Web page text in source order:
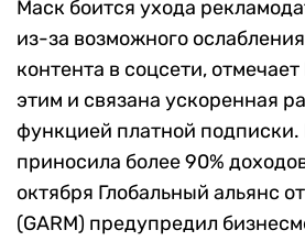
Маск боится ухода
из-за возможного
контента в соцсети,
этим и связана ускоренная
функцией платной подписки.
приносила более 90%
октября Глобальный альянс
(GARM) предупредил